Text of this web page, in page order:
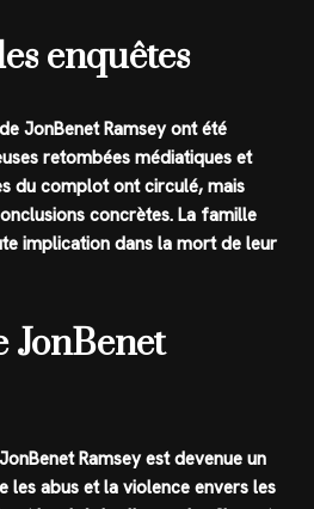
enquêtes
JonBenet Ramsey ont été
retombées médiatiques et
du complot ont circulé, mais
concrètes. La famille
implication dans la mort de leur
JonBenet
Ramsey est devenue un
les abus et la violence envers les